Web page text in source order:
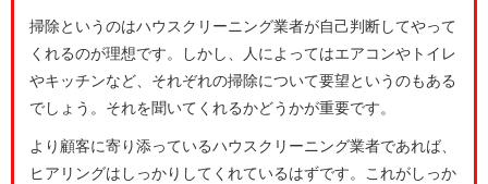
掃除というのはハウスクリーニング業者が自己判断してやって
くれるのが理想です。しかし、人によってはエアコンやトイレ
やキッチンなど、それぞれの掃除について要望というのもある
でしょう。それを聞いてくれるかどうかが重要です。
より顧客に寄り添っているハウスクリーニング業者であれば、
ヒアリングはしっかりしてくれているはずです。これがしっか